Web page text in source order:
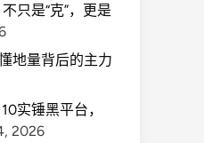
只是“克”，更是
地量背后的主力
实锤黑平台，
2026